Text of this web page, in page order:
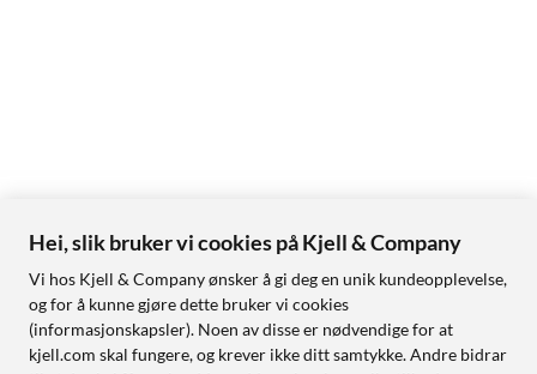
Hei, slik bruker vi cookies på Kjell & Company
Vi hos Kjell & Company ønsker å gi deg en unik kundeopplevelse,
og for å kunne gjøre dette bruker vi cookies
(informasjonskapsler). Noen av disse er nødvendige for at
kjell.com skal fungere, og krever ikke ditt samtykke. Andre bidrar